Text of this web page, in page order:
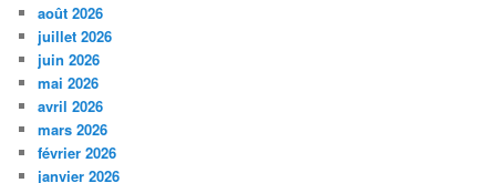
août 2026
juillet 2026
juin 2026
mai 2026
avril 2026
mars 2026
février 2026
janvier 2026